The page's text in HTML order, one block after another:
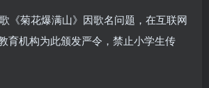
《菊花爆满山》因歌名问题，在互联网
育机构为此颁发严令，禁止小学生传